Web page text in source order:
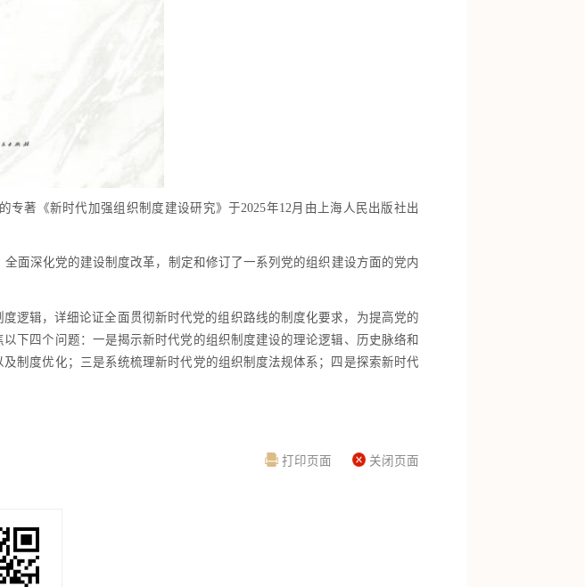
专著《新时代加强组织制度建设研究》于2025年12月由 上海人民出版社出
全面深化党的建设制度改革，制定和修订了一系列党的组织建设方面的党内
度逻辑，详细论证全面贯彻新时代党的组织路线的制度化要求，为提高党的
下四个问题：一是揭示新时代党的组织制度建设的理论逻辑、 历史脉络和
及制度优化；三是系统梳理新时代党的组织制度法规体系；四是探索新时代
打印页面 关闭页面